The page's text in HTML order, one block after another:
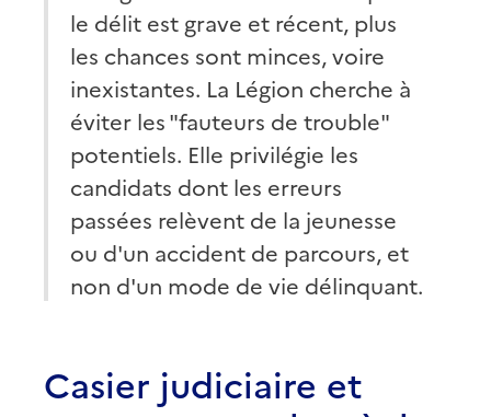
le délit est grave et récent, plus
les chances sont minces, voire
inexistantes. La Légion cherche à
éviter les "fauteurs de trouble"
potentiels. Elle privilégie les
candidats dont les erreurs
passées relèvent de la jeunesse
ou d'un accident de parcours, et
non d'un mode de vie délinquant.
Casier judiciaire et